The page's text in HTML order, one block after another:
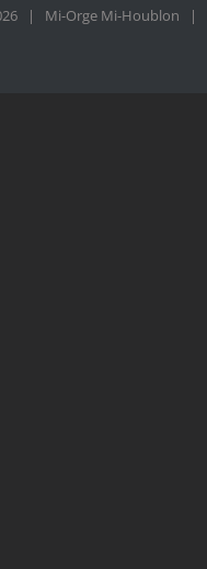
| Mi-Orge Mi-Houblon |